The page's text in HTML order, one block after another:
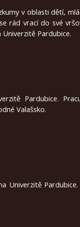
v oblasti dětí,
rád vrací do své
Pardubice.
Pardubice.
Valašsko.
Univerzitě Pardubice.